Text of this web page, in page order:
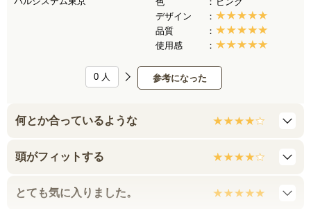
デザイン
品質
使用感
参考になった
0 人
何とか合っているような
頭がフィットする
とても気に入りました。